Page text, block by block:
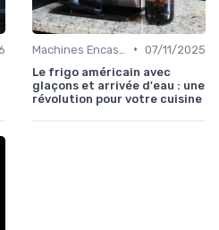
• 07/11/2025
Le frigo américain avec
glaçons et arrivée d'eau : une
révolution pour votre cuisine